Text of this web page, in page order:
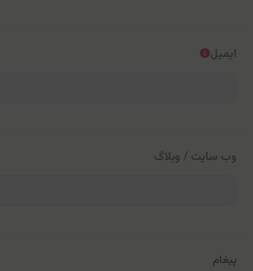
ایمیل
وب سایت / وبلاگ
پیغام